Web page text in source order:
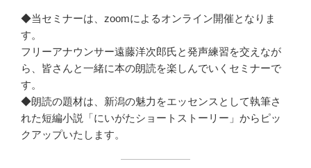
◆当セミナーは、zoomによるオンライン開催となりま
す。
フリーアナウンサー遠藤洋次郎氏と発声練習を交えなが
ら、皆さんと一緒に本の朗読を楽しんでいくセミナーで
す。
◆朗読の題材は、新潟の魅力をエッセンスとして執筆さ
れた短編小説「にいがたショートストーリー」からピッ
クアップいたします。